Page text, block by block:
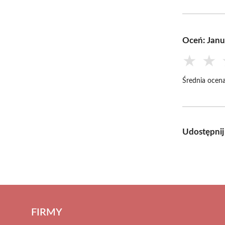
Oceń:
★ ★
Średnia
Udostępnij
FIRMY